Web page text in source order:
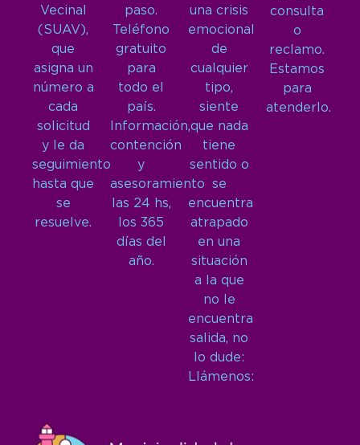
Vecinal
(SUAV),
que
asigna un
número a
cada
solicitud
y le da
seguimiento
hasta que
se
resuelve.
paso.
Teléfono
gratuito
para
todo el
país.
Información,
contención
y
asesoramiento
las 24 hs,
los 365
días del
año.
una crisis
emocional
de
cualquier
tipo,
siente
que nada
tiene
sentido o
se
encuentra
atrapado
en una
situación
a la que
no le
encuentra
salida, no
lo dude:
Llámenos:
consulta
o
reclamo.
Estamos
para
atenderlo.